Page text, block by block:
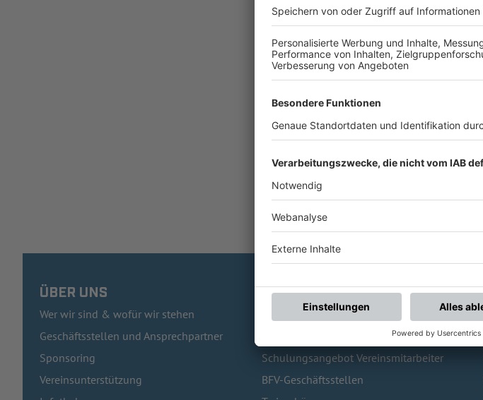
ÜBER UNS
Wer wir sind & wofür wir stehen
Geschäftsstellen und Ansprechpartner
Sponsoring
Vereinsunterstützung
HÄUFIG BESUCHTE SEITEN
Pässe und Vereinswechsel
Schulungsangebot Vereinsmitarbeiter
BFV-Geschäftsstellen